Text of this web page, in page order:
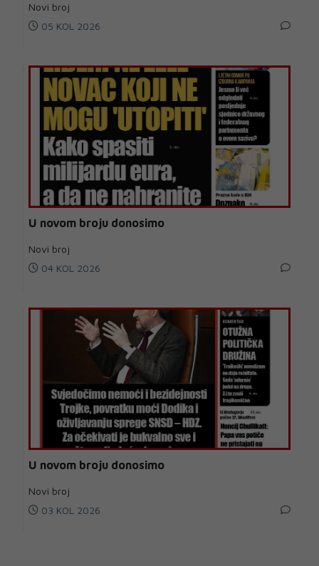
Novi broj
05 KOL 2026
U novom broju donosimo
Novi broj
04 KOL 2026
U novom broju donosimo
Novi broj
03 KOL 2026